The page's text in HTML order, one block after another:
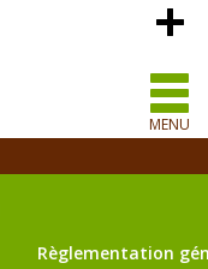
MENU
Règlementation